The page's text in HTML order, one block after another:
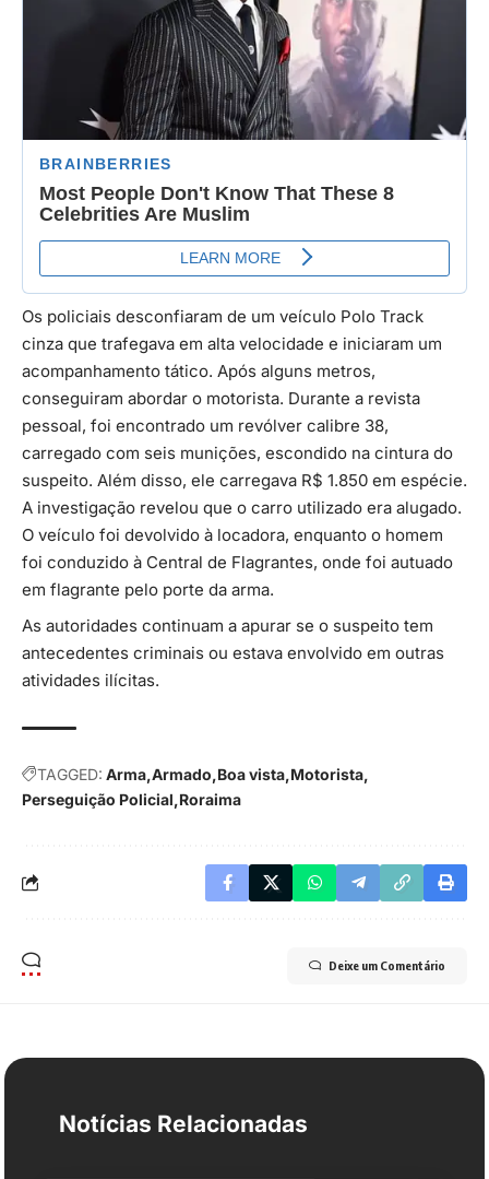
Os policiais desconfiaram de um veículo Polo Track
cinza que trafegava em alta velocidade e iniciaram um
acompanhamento tático. Após alguns metros,
conseguiram abordar o motorista. Durante a revista
pessoal, foi encontrado um revólver calibre 38,
carregado com seis munições, escondido na cintura do
suspeito. Além disso, ele carregava R$ 1.850 em espécie.
A investigação revelou que o carro utilizado era alugado.
O veículo foi devolvido à locadora, enquanto o homem
foi conduzido à Central de Flagrantes, onde foi autuado
em flagrante pelo porte da arma.
As autoridades continuam a apurar se o suspeito tem
antecedentes criminais ou estava envolvido em outras
atividades ilícitas.
TAGGED: Arma Armado Boa vista Motorista
Perseguição Policial Roraima
Deixe um Comentário
Notícias Relacionadas